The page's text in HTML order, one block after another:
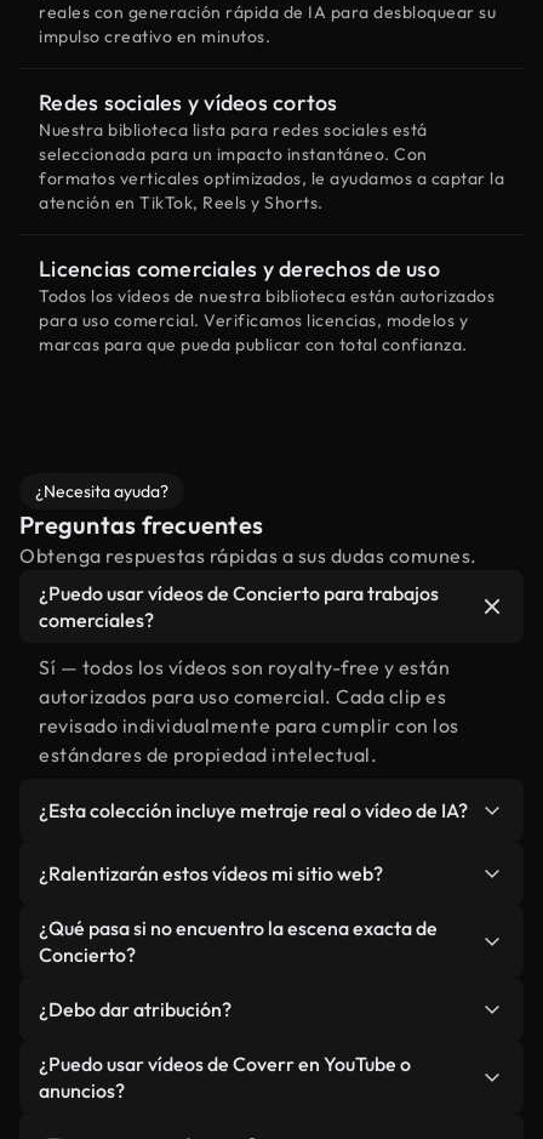
reales con generación rápida de IA para desbloquear su
impulso creativo en minutos.
Redes sociales y vídeos cortos
Nuestra biblioteca lista para redes sociales está
seleccionada para un impacto instantáneo. Con
formatos verticales optimizados, le ayudamos a captar la
atención en TikTok, Reels y Shorts.
Licencias comerciales y derechos de uso
Todos los vídeos de nuestra biblioteca están autorizados
para uso comercial. Verificamos licencias, modelos y
marcas para que pueda publicar con total confianza.
¿Necesita ayuda?
Preguntas frecuentes
Obtenga respuestas rápidas a sus dudas comunes.
¿Puedo usar vídeos de Concierto para trabajos
comerciales?
Sí — todos los vídeos son royalty-free y están
autorizados para uso comercial. Cada clip es
revisado individualmente para cumplir con los
estándares de propiedad intelectual.
¿Esta colección incluye metraje real o vídeo de IA?
relacionado con Concierto y vídeos generados por
IA. Todo está claramente etiquetado.
¿Ralentizarán estos vídeos mi sitio web?
No si selecciona nuestras versiones optimizadas
para web, diseñadas específicamente para uso de
métricas como LCP.
¿Qué pasa si no encuentro la escena exacta de
Concierto?
Studio. Describe la escena, como "Concierto al
atardecer", y la IA la generará en segundos
conforme a nuestros estándares.
¿Debo dar atribución?
No es necesario. Todos los vídeos en nuestra
biblioteca son royalty-free, aunque siempre se
¿Puedo usar vídeos de Coverr en YouTube o
anuncios?